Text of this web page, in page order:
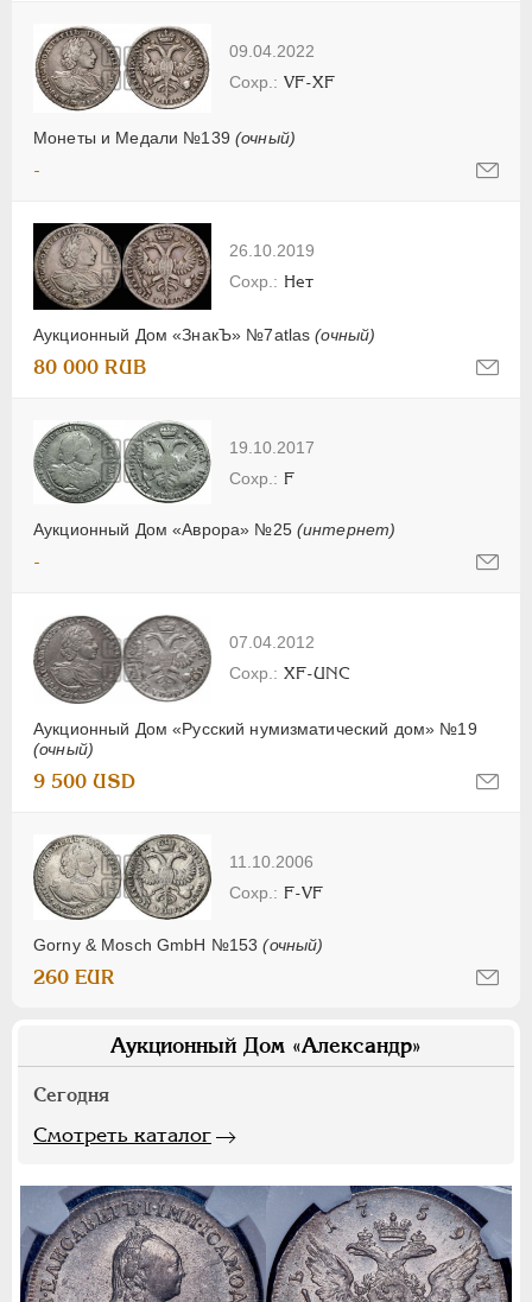
09.04.2022
Монеты и Медали №139 (очный)
VF-XF
-
26.10.2019
Аукционный Дом «ЗнакЪ» №7atlas(очный)
Нет
80 000 RUB
19.10.2017
Аукционный Дом «Аврора» №25 (интернет)
F
-
07.04.2012
Аукционный Дом «Русский нумизматический дом» №19
(очный)
XF-UNC
9 500 USD
11.10.2006
Gorny & Mosch GmbH №153(очный)
F-VF
260 EUR
Аукционный Дом «Александр»
Сегодня
Смотреть каталог